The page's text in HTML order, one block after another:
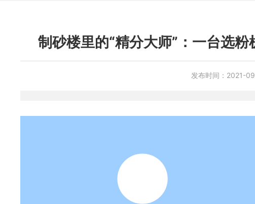
制砂楼里的“精分大师”：一台选粉
发布时间： 2021-